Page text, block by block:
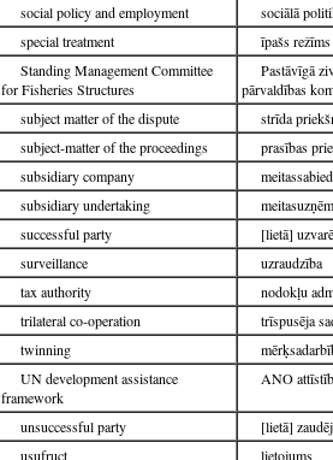
social policy and employment
sociālā
special treatment
īpašs režīms
Standing Management Committee
for Fisheries Structures
Pastāvīgā
pārvaldības
subject matter of the dispute
strīda
subject-matter of the proceedings
prasības
subsidiary company
subsidiary undertaking
successful party
[lietā]
surveillance
uzraudzība
tax authority
nodokļu
trilateral co-operation
trīspusēja
twinning
UN development assistance
framework
ANO
unsuccessful party
[lietā]
usufruct
lietojums